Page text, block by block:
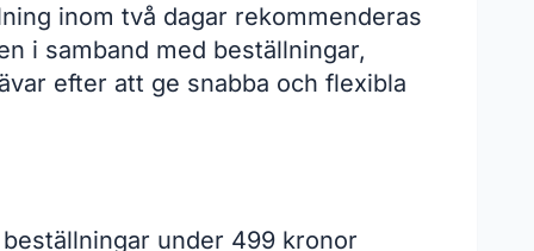
inom två dagar rekommenderas
i samband med beställningar,
efter att ge snabba och flexibla
under 499 kronor